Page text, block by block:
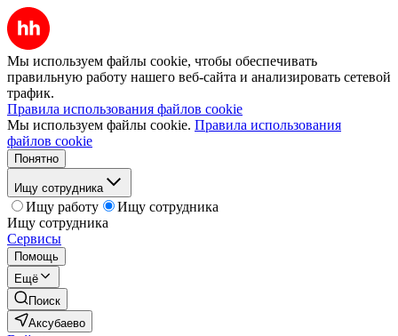
Мы используем файлы cookie, чтобы обеспечивать
правильную работу нашего веб-сайта и анализировать сетевой
трафик.
Правила использования файлов cookie
Мы используем файлы cookie. Правила использования
файлов cookie
Понятно
Ищу сотрудника
Ищу работу
Ищу сотрудника
Ищу сотрудника
Сервисы
Помощь
Ещё
Поиск
Аксубаево